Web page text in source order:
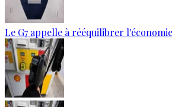
Le G7 appelle à rééquilibrer